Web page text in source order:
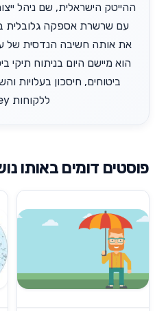
עם שרשרת אספקה גלובלית
את אותה חשיבה הנדסית של
הוא מיישם היום בניתוח תיקי
ביטוחים, חיסכון בעלויות
ללקוחות Savey.
פוסטים דומים באותו